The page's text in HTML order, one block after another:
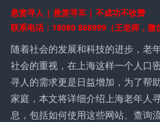
悬赏寻人 | 悬赏寻车 | 不成功不收费
联系电话：18080 868999（王老师，微
随着社会的发展和科技的进步，老
社会的重视，在上海这样一个人口
寻人的需求更是日益增加，为了帮
家庭，本文将详细介绍上海老年人
息，包括如何使用这些网站、查询